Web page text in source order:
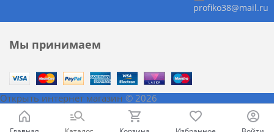
profiko38@mail.ru
Мы принимаем
Открыть интернет магазин © 2026